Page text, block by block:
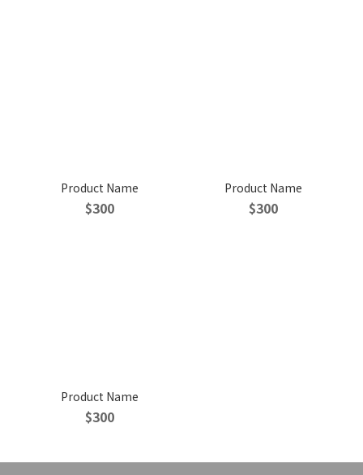
Product Name
$300
Product Name
$300
Product Name
$300